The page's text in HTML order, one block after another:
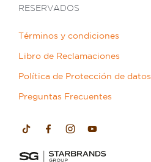
RESERVADOS
Términos y condiciones
Libro de Reclamaciones
Política de Protección de datos
Preguntas Frecuentes